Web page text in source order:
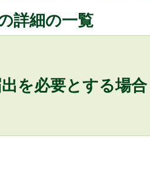
詳細の一覧
を必要とする場合